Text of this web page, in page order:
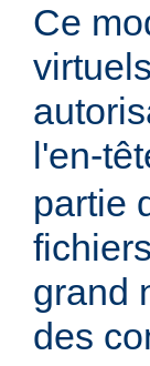
Ce
l'en-
partie
grand
des